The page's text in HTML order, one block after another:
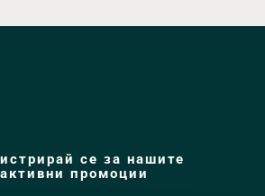
се за нашите
промоции